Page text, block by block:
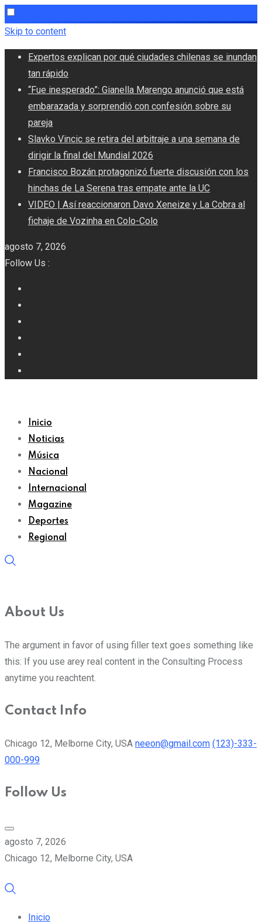
Skip to content
Expertos explican por qué ciudades chilenas se inundan
tan rápido
“Fue inesperado”: Gianella Marengo anunció que está
embarazada y sorprendió con confesión sobre su
pareja
Slavko Vincic se retira del arbitraje a una semana de
dirigir la final del Mundial 2026
Francisco Bozán protagonizó fuerte discusión con los
hinchas de La Serena tras empate ante la UC
VIDEO | Así reaccionaron Davo Xeneize y La Cobra al
fichaje de Vozinha en Colo-Colo
agosto 7, 2026
Follow Us :
Inicio
Noticias
Música
Nacional
Internacional
Magazine
Deportes
Regional
About Us
The argument in favor of using filler text goes something like
this: If you use arey real content in the Consulting Process
anytime you reachtent.
Contact Info
Chicago 12, Melborne City, USA neeon@gmail.com (123)-333-
000-999
Follow Us
agosto 7, 2026
Chicago 12, Melborne City, USA
Inicio